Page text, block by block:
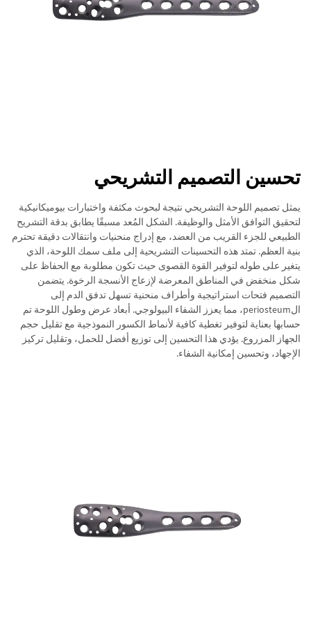
تحسين التصميم التشريحي
يمثل تصميم اللوحة التشريحي نتيجة لبحوث مكثفة واختبارات بيوميكانيكية
لتحقيق التوافق الأمثل والوظيفة. الشكل المُعد مسبقًا يطابق بدقة التشريح
الطبيعي للجزء القريب من العضد، مع إدراج منحنيات وانتقالات دقيقة تحترم
بنية العظم. تمتد هذه التحسينات التشريحية إلى ملف سمك اللوحة، الذي
يتغير على طوله لتوفير القوة القصوى حيث تكون مطلوبة مع الحفاظ على
شكل منخفض في المناطق المعرضة لإزعاج الأنسجة الرخوة. يتضمن
التصميم فتحات استراتيجية وأطراف منحنية تسهل تدفق الدم إلى
الperiosteum، مما يعزز الشفاء البيولوجي. أبعاد عرض وطول اللوحة تم
حسابها بعناية لتوفير تغطية كافية لأنماط الكسور النموذجية مع تقليل حجم
الجهاز المزروع. يؤدي هذا التحسين إلى توزيع أفضل للحمل، وتقليل تركيز
الإجهاد، وتحسين إمكانية الشفاء.